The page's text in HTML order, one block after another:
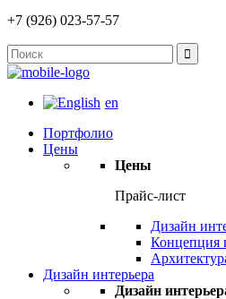
+7 (926) 023-57-57
en
Портфолио
Цены
Цены
Прайс-лист
Дизайн
Концепция
Дизайн интерьера
Дизайн